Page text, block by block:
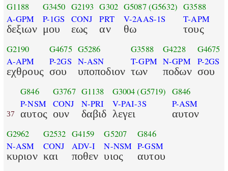
G1188
A-GPM
δεξιων
G3450
P-1GS
μου
G2193
CONJ
εως
G302
PRT
αν
G5087(G5632)
V-2AAS-1S
θω
G3588
T-APM
τους
G2190
A-APM
εχθρους
G4675
P-2GS
σου
G5286
N-ASN
υποποδιον
G3588
T-GPM
των
G4228
N-GPM
ποδων
G4675
P-2GS
σου
37
G846
P-NSM
αυτος
G3767
CONJ
ουν
G1138
N-PRI
δαβιδ
G3004 (G5719)
V-PAI-3S
λεγει
G846
P-ASM
αυτον
G2962
N-ASM
κυριον
G2532
CONJ
και
G4159
ADV-I
ποθεν
G5207
N-NSM
υιος
G846
P-GSM
αυτου